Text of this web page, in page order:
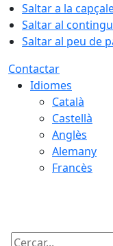
Saltar a la
Saltar al
Saltar al peu de
Contactar
Idiomes
Català
Castellà
Anglès
Alemany
Francès